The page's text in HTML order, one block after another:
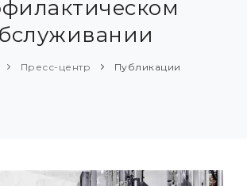
Пресс-центр Публикации